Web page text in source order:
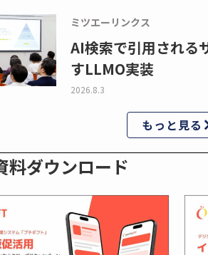
ミツエーリンクス
AI検索で引用され
すLLMO実装
2026.8.3
もっと見る
料ダウンロード